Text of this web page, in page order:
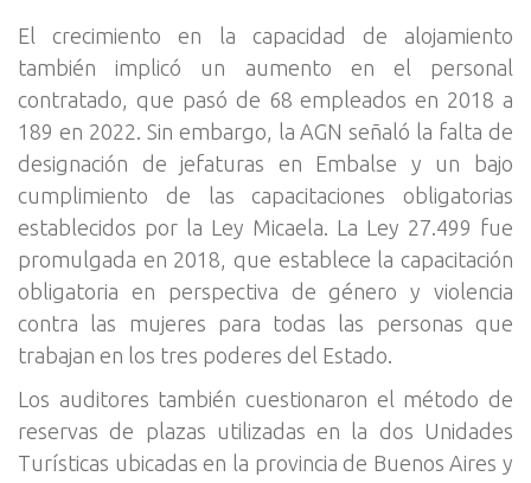
El crecimiento en la capacidad de alojamiento
también implicó un aumento en el personal
contratado, que pasó de 68 empleados en 2018 a
189 en 2022. Sin embargo, la AGN señaló la falta de
designación de jefaturas en Embalse y un bajo
cumplimiento de las capacitaciones obligatorias
establecidos por la Ley Micaela. La Ley 27.499 fue
promulgada en 2018, que establece la capacitación
obligatoria en perspectiva de género y violencia
contra las mujeres para todas las personas que
trabajan en los tres poderes del Estado.
Los auditores también cuestionaron el método de
reservas de plazas utilizadas en la dos Unidades
Turísticas ubicadas en la provincia de Buenos Aires y